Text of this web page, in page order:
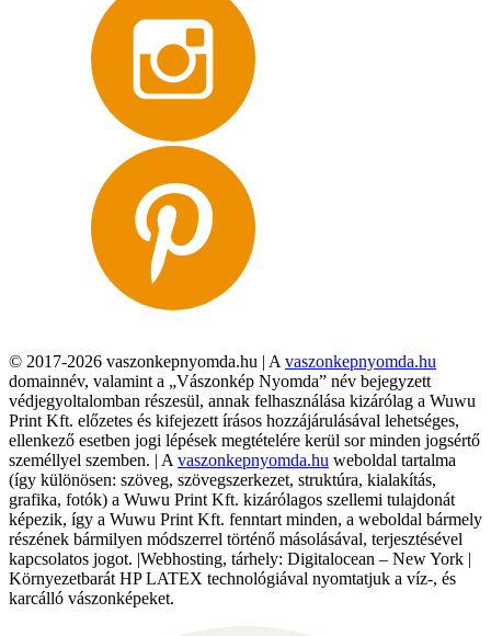
© 2017-2026 vaszonkepnyomda.hu | A vaszonkepnyomda.hu
domainnév, valamint a „Vászonkép Nyomda” név bejegyzett
védjegyoltalomban részesül, annak felhasználása kizárólag a Wuwu
Print Kft. előzetes és kifejezett írásos hozzájárulásával lehetséges,
ellenkező esetben jogi lépések megtételére kerül sor minden jogsértő
személlyel szemben. | A vaszonkepnyomda.hu weboldal tartalma
(így különösen: szöveg, szövegszerkezet, struktúra, kialakítás,
grafika, fotók) a Wuwu Print Kft. kizárólagos szellemi tulajdonát
képezik, így a Wuwu Print Kft. fenntart minden, a weboldal bármely
részének bármilyen módszerrel történő másolásával, terjesztésével
kapcsolatos jogot. |Webhosting, tárhely: Digitalocean – New York |
Környezetbarát HP LATEX technológiával nyomtatjuk a víz-, és
karcálló vászonképeket.